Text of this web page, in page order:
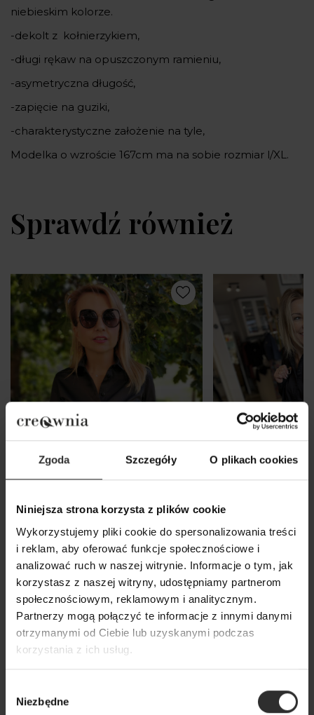
Zgoda Szczegóły O plikach cookies
Niniejsza strona korzysta z plików cookie
Wykorzystujemy pliki cookie do spersonalizowania treści
i reklam, aby oferować funkcje społecznościowe i
analizować ruch w naszej witrynie. Informacje o tym, jak
korzystasz z naszej witryny, udostępniamy partnerom
społecznościowym, reklamowym i analitycznym.
Partnerzy mogą połączyć te informacje z innymi danymi
otrzymanymi od Ciebie lub uzyskanymi podczas
korzystania z ich usług.
zgody
Niezbędne
niebieskim kolorze.
-dekolt z kołnierzykiem,
-długi rękaw na opuszczonym ramieniu,
-asymetryczna długość,
-zapięcie na guziki,
-charakterystyczne założenie na tyle,
Modelka o wzroście 167cm ma na sobie rozmiar l/XL.
Sprawdź również
Bawełniana Koszula z
kołnierzykiem z szerokimi
rękawami w kolorze czarnym
Levi Black New
249,00 zł
Bawełniana
asymetryczna w
z kołnierzykiem
Lowery Black
259,00 zł
Popularne produkty
Wybrane dla Ciebie z sercem i charakterem